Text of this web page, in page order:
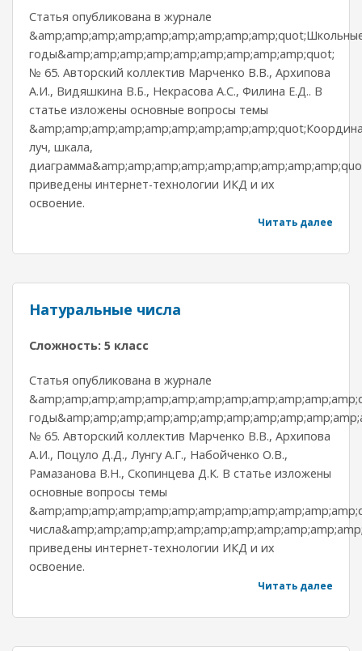
Статья опубликована в журнале
годы&amp;amp;amp;amp;amp;amp;amp;amp;amp;quot;
№ 65. Авторский коллектив Марченко В.В., Архипова
А.И., Видяшкина В.Б., Некрасова А.С., Филина Е.Д.. В
статье изложены основные вопросы темы
луч, шкала,
приведены интернет-технологии ИКД и их
освоение.
Читать далее
Натуральные числа
Сложность: 5 класс
Статья опубликована в журнале
№ 65. Авторский коллектив Марченко В.В., Архипова
А.И., Поцуло Д.Д., Лунгу А.Г., Набойченко О.В.,
Рамазанова В.Н., Скопинцева Д.К. В статье изложены
основные вопросы темы
приведены интернет-технологии ИКД и их
освоение.
Читать далее